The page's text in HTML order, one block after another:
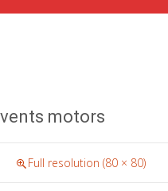
motors
Full resolution (80 × 80)